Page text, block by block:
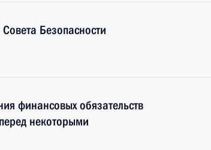
Безопасности
финансовых обязательств
некоторыми